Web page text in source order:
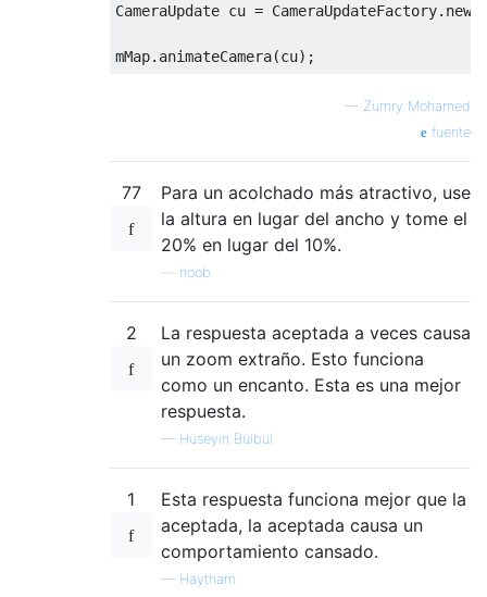
CameraUpdate cu = CameraUpdateFactory.
mMap. animateCamera(cu);
— Zumry Mohamed
fuente
77
Para un acolchado más atractivo, use
la altura en lugar del ancho y tome el
20% en lugar del 10%.
noob
2
La respuesta aceptada a veces causa
un zoom extraño. Esto funciona
como un encanto. Esta es una mejor
respuesta.
— Hüseyin Bülbül
1
Esta respuesta funciona mejor que la
aceptada, la aceptada causa un
comportamiento cansado.
— Haytham